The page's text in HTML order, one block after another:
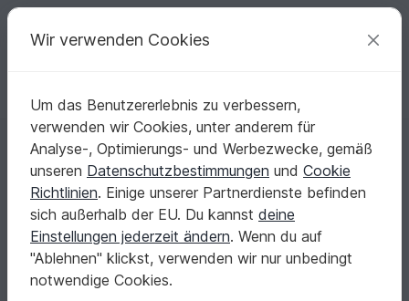
Deine kreativen Ideen
Deutsch | € (EUR) einloggen Kostenlos registrieren
Startseite Sticken Kreuzstich-Vorlagen
Kreuzstichvorlage Feuerwehrauto als PDF Download, ein schönes
Kreuzstichvorlage Feuerwehrauto als PDF
Download, ein schönes Kindermotiv
Wir verwenden Cookies
Um das Benutzererlebnis zu verbessern,
verwenden wir Cookies, unter anderem für
Analyse-, Optimierungs- und Werbezwecke, gemäß
unseren Datenschutzbestimmungen und Cookie
Richtlinien. Einige unserer Partnerdienste befinden
sich außerhalb der EU. Du kannst deine
Einstellungen jederzeit ändern. Wenn du auf
"Ablehnen" klickst, verwenden wir nur unbedingt
notwendige Cookies.